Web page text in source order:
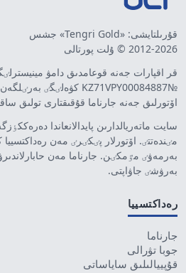
قۇرىلتايشى: «Tengri Gold» جشس
2012-2026 © ۇلت پورتالى
قر اقپارات جەنە قوعامدىق دامۋ
№KZ71VPY00084887 كۋەلٸگٸ بەرٸلگەن.
اۆتورلىق جەنە جارناما قۇقىقتارى تولىق
سايت ماتەريالدارىن پايدالانعاندا
مٸندەتتٸ. اۆتورلار پٸكٸرٸ مەن
بەرمەۋٸ مٷمكٸن. جارناما مەن
بەرۋشٸ جاۋاپتى.
رەداكتسييا
جارناما
جوبا تۋرالى
قۇپييالىلىق ساياساتى